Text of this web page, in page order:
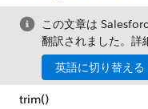
この文章は
翻訳されました。詳
英語に切り替える
trim()